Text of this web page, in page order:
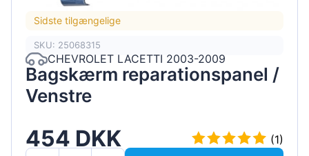
Sidste tilgængelige
SKU: 25068315
CHEVROLET LACETTI 2003-2009
Bagskærm reparationspanel /
Venstre
454 DKK
(1)